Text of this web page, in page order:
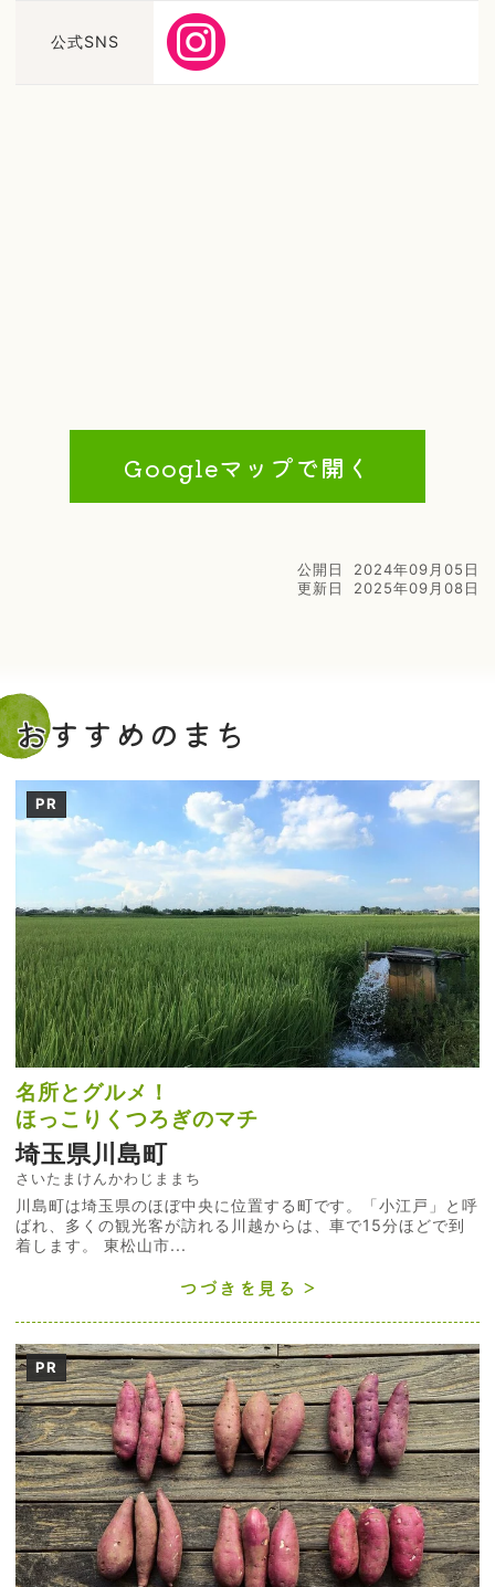
公式SNS
Googleマップで開く
公開日
2024年09月05日
更新日
2025年09月08日
おすすめのまち
PR
名所とグルメ！
ほっこりくつろぎのマチ
埼玉県川島町
さいたまけんかわじままち
川島町は埼玉県のほぼ中央に位置する町です。「小江戸」と呼
ばれ、多くの観光客が訪れる川越からは、車で15分ほどで到
着します。 東松山市...
つづきを見る
PR